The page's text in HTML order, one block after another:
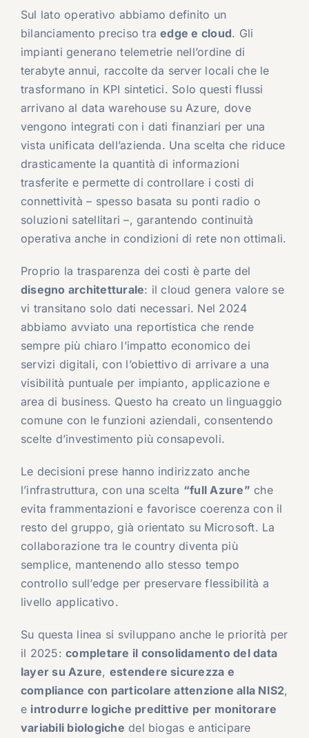
Sul lato operativo abbiamo definito un
bilanciamento preciso traedge e cloud. Gli
impianti generano telemetrie nell’ordine di
terabyte annui, raccolte da server locali che le
trasformano in KPI sintetici. Solo questi flussi
arrivano al data warehouse su Azure, dove
vengono integrati con i dati finanziari per una
vista unificata dell’azienda. Una scelta che riduce
drasticamente la quantità di informazioni
trasferite e permette di controllare i costi di
connettività – spesso basata su ponti radio o
soluzioni satellitari –, garantendo continuità
operativa anche in condizioni di rete non ottimali.
Proprio la trasparenza dei costi è parte del
disegno architetturale: il cloud genera valore se
vi transitano solo dati necessari. Nel 2024
abbiamo avviato una reportistica che rende
sempre più chiaro l’impatto economico dei
servizi digitali, con l’obiettivo di arrivare a una
visibilità puntuale per impianto, applicazione e
area di business. Questo ha creato un linguaggio
comune con le funzioni aziendali, consentendo
scelte d’investimento più consapevoli.
Le decisioni prese hanno indirizzato anche
l’infrastruttura, con una scelta “full Azure” che
evita frammentazioni e favorisce coerenza con il
resto del gruppo, già orientato su Microsoft. La
collaborazione tra le country diventa più
semplice, mantenendo allo stesso tempo
controllo sull’edge per preservare flessibilità a
livello applicativo.
Su questa linea si sviluppano anche le priorità per
il 2025:completare il consolidamento del data
layer su Azure, estendere sicurezza e
compliance con particolare attenzione alla NIS2,
e introdurre logiche predittive per monitorare
variabili biologiche del biogas e anticipare